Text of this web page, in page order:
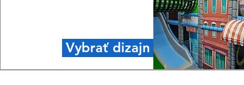
Vybrať dizajn